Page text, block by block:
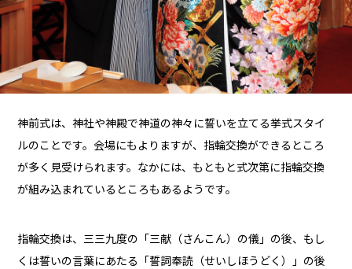
神前式は、神社や神殿で神道の神々に誓いを立てる挙式スタイ
ルのことです。会場にもよりますが、指輪交換ができるところ
が多く見受けられます。なかには、もともと式次第に指輪交換
が組み込まれているところもあるようです。
指輪交換は、三三九度の「三献（さんこん）の儀」の後、もし
くは誓いの言葉にあたる「誓詞奉読（せいしほうどく）」の後